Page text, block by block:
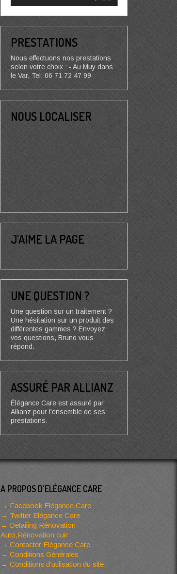
PRESTATIONS
Nous effectuons nos prestations
selon votre choix : - Au Muy dans
le Var, Tel: 06 71 72 47 99
NOUS LOCALISER
J’AIME LA PAGE
UNE QUESTION ?
Une question sur un traitement ?
Une hésitation sur un produit des
différentes gammes ? Envoyez
vos questions, Bruno vous
répond.
ASSURÉ PAR ALLIANZ
Élégance Care est assuré par
Allianz pour l'ensemble de ses
prestations.
A PROPOS D'ELÉGANCE CARE
Facebook Elégance Care
Twitter Elégance Care
Detailing,Rénovation
Auto,Rénovation cuir
Contacter Elégance Care
Conditions Générales
Conditions d’utilisation du site